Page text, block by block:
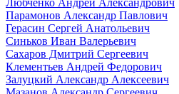
Любченко Андрей Александрович
Парамонов Александр Павлович
Герасин Сергей Анатольевич
Синьков Иван Валерьевич
Сахаров Дмитрий Сергеевич
Клементьев Андрей Федорович
Залуцкий Александр Алексеевич